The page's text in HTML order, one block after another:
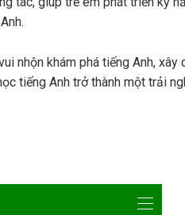
nhộn khám phá tiếng Anh,
tiếng Anh trở thành một trải